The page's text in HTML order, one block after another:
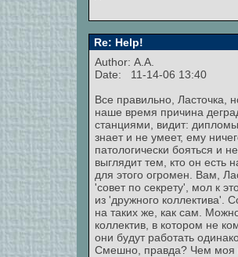
Re: Help!
Author: А.А.
Date: 11-14-06 13:40
Все правильно, Ласточка,
наше время причина
станциями, видит:
знает и не умеет, ему
патологически бояться и
выглядит тем, кто он есть
для этого огромен. Вам,
'совет по секрету', мол к
из 'дружного коллектива'.
на таких же, как сам.
коллектив, в котором не
они будут работать
Смешно, правда? Чем моя